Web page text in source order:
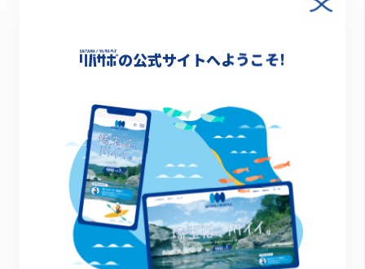
2022.08.20(土) 10:00～12:00
越生町
1
の公式サイトへようこそ!